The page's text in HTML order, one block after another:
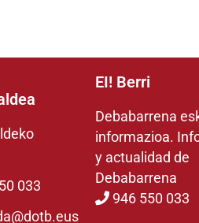
033
EI! Berri
Debabarrena
informazioa.
y actualidad de
Debabarrena
946 550 033